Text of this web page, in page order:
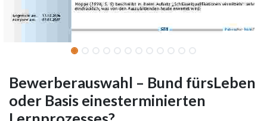
Bewerberauswahl – Bund fürsLeben
oder Basis einesterminierten